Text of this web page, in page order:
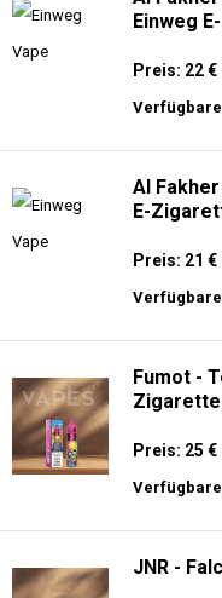
Einweg
Preis: 22 €
Al
E-
Preis: 21 €
Fumot -
Zigarette
Preis: 25 €
JNR -